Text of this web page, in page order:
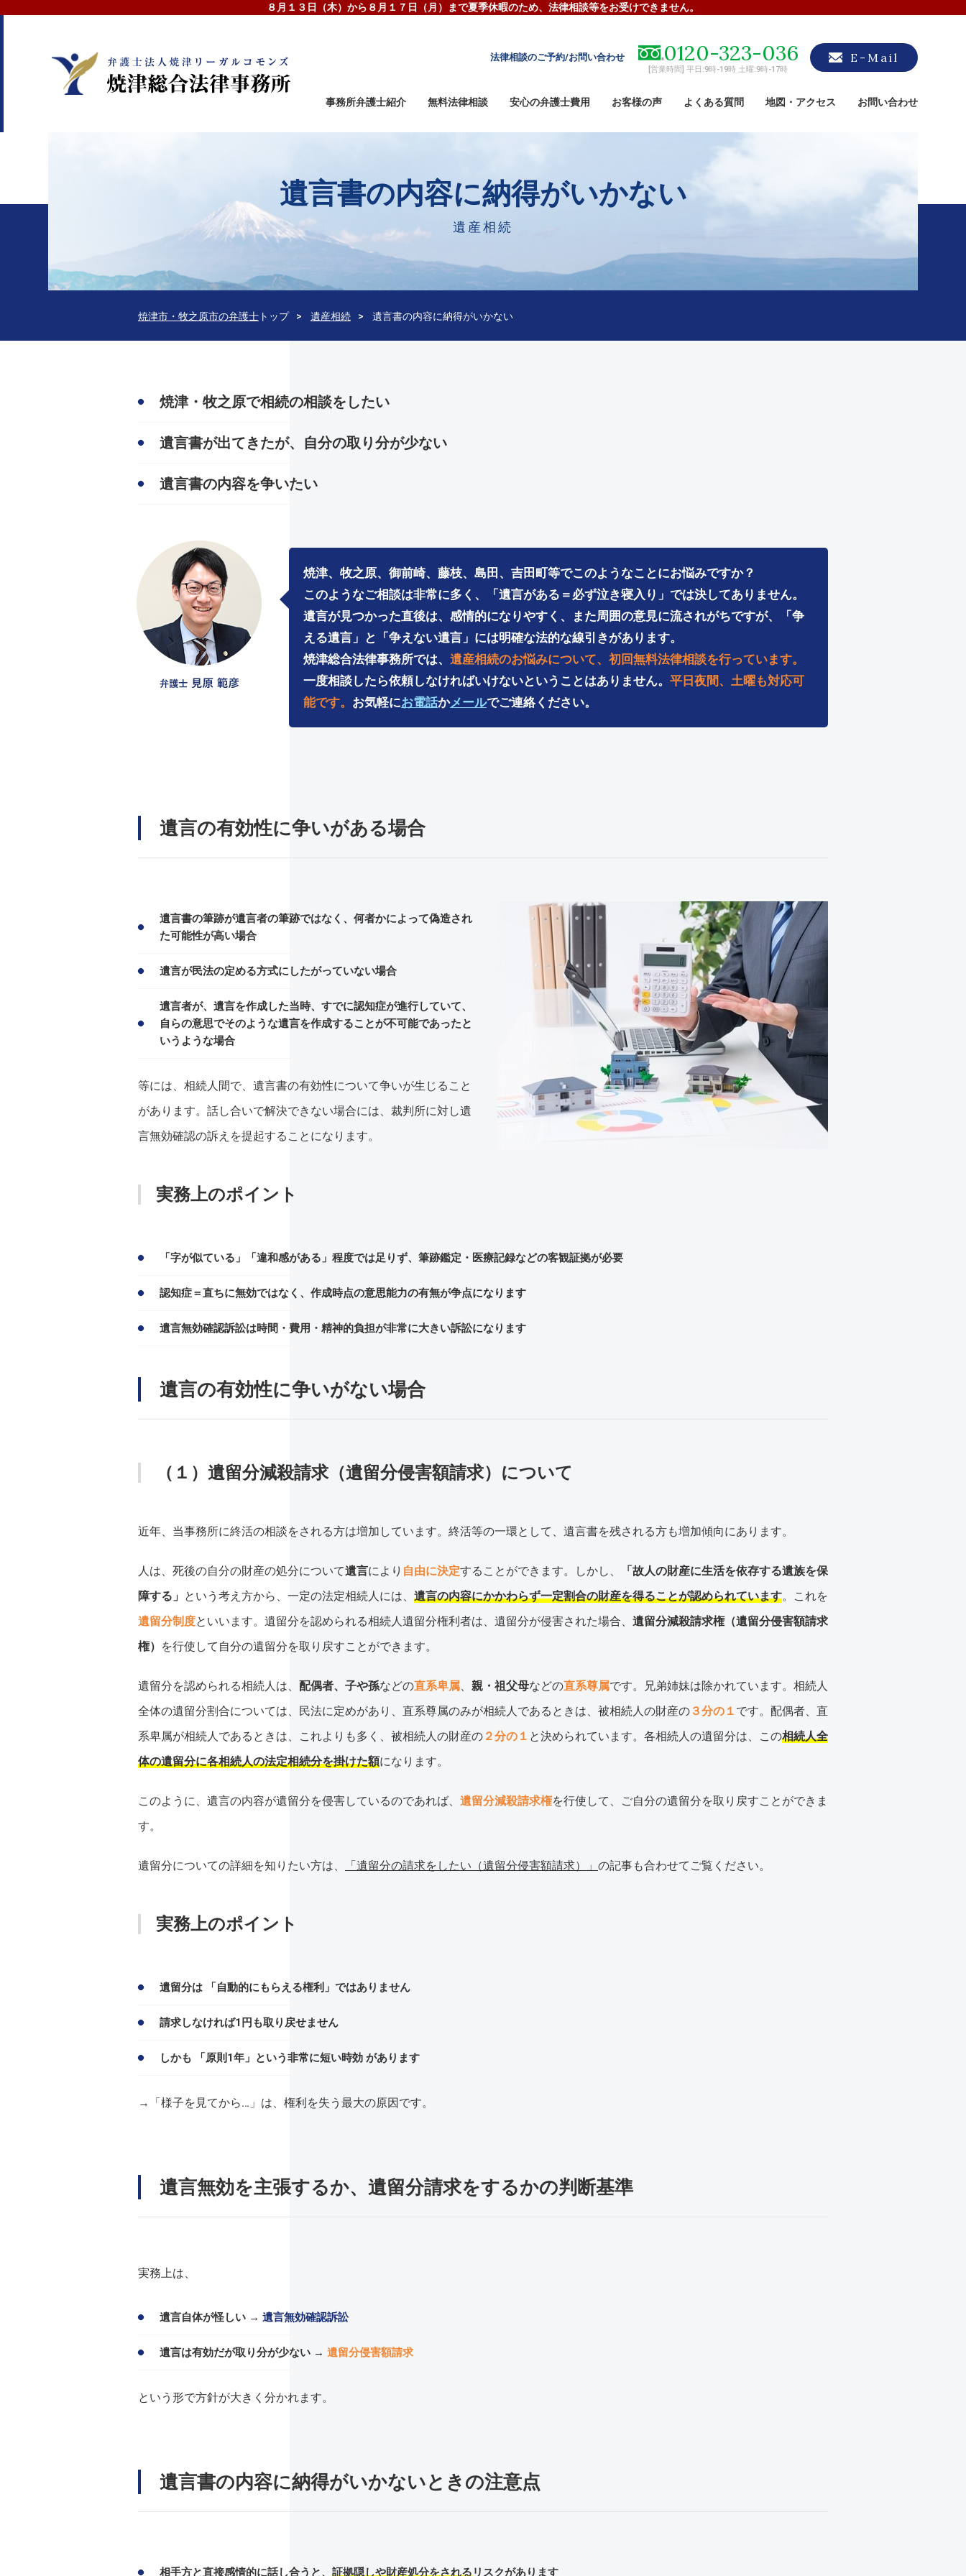
８月１３日（木）から８月１７日（月）まで夏季休暇のため、 法律相談等をお受けできません。
法律相談のご予約/お問い合わせ 0120-323-036
[営業時間] 平日:9時-19時 土曜:9時-17時
E-Mail
事務所弁護士紹介 無料法律相談 安心の弁護士費用 お客様の声 よくある質問 地図・アクセス お問い合わせ
遺言書の内容に納得がいかない
遺産相続
焼津市・牧之原市の弁護士 トップ 遺産相続 遺言書の内容に納得がいかない
焼津・牧之原で相続の相談をしたい
遺言書が出てきたが、自分の取り分が少ない
遺言書の内容を争いたい
焼津、牧之原、御前崎、藤枝、島田、吉田町等でこのようなことにお悩みですか？
このようなご相談は非常に多く、「遺言がある＝必ず泣き寝入り」では決してありません。
遺言が見つかった直後は、感情的になりやすく、また周囲の意見に流されがちですが、「争
える遺言」と「争えない遺言」には明確な法的な線引きがあります。
焼津総合法律事務所では、 遺産相続のお悩みについて、初回無料法律相談を行っています。
一度相談したら依頼しなければいけないということはありません。 平日夜間、土曜も対応可
能です。 お気軽にお電話かメールでご連絡ください。
遺言の有効性に争いがある場合
遺言書の筆跡が遺言者の筆跡ではなく、何者かによって偽造され
た可能性が高い場合
遺言が民法の定める方式にしたがっていない場合
遺言者が、遺言を作成した当時、すでに認知症が進行していて、
自らの意思でそのような遺言を作成することが不可能であったと
いうような場合
等には、相続人間で、遺言書の有効性について争いが生じること
があります。話し合いで解決できない場合には、裁判所に対し遺
言無効確認の訴えを提起することになります。
実務上のポイント
「字が似ている」「違和感がある」程度では足りず、筆跡鑑定・医療記録などの客観証拠が必要
認知症＝直ちに無効ではなく、作成時点の意思能力の有無が争点になります
遺言無効確認訴訟は時間・費用・精神的負担が非常に大きい訴訟になります
遺言の有効性に争いがない場合
（１）遺留分減殺請求（遺留分侵害額請求）について
近年、当事務所に終活の相談をされる方は増加しています。終活等の一環として、遺言書を残される方も増加傾向にあります。
人は、死後の自分の財産の処分について遺言により 自由に決定することができます。しかし、
「故人の財産に生活を依存する遺族を保
障する」 という考え方から、一定の法定相続人には、 遺言の内容にかかわらず一定割合の財産を得ることが認められています。これを
遺留分制度といいます。遺留分を認められる相続人遺留分権利者は、遺留分が侵害された場合、 遺留分減殺請求権（遺留分侵害額請求
権） を行使して自分の遺留分を取り戻すことができます。
遺留分を認められる相続人は、 配偶者、子や孫などの直系卑属、 親・祖父母などの直系尊属です。兄弟姉妹は除かれています。相続人
全体の遺留分割合については、民法に定めがあり、直系尊属のみが相続人であるときは、被相続人の財産の ３分の１ です。配偶者、直
系卑属が相続人であるときは、これよりも多く、被相続人の財産の ２分の１ と決められています。各相続人の遺留分は、この相続人全
体の遺留分に各相続人の法定相続分を掛けた額になります。
このように、遺言の内容が遺留分を侵害しているのであれば、 遺留分減殺請求権を行使して、ご自分の遺留分を取り戻すことができま
す。
遺留分についての詳細を知りたい方は、 「遺留分の請求をしたい（遺留分侵害額請求）」 の記事も合わせてご覧ください。
実務上のポイント
遺留分は 「自動的にもらえる権利」ではありません
請求しなければ1円も取り戻せません
しかも 「原則1年」という非常に短い時効 があります
→「様子を見てから…」は、権利を失う最大の原因です。
遺言無効を主張するか、遺留分請求をするかの判断基準
実務上は、
遺言自体が怪しい → 遺言無効確認訴訟
遺言は有効だが取り分が少ない → 遺留分侵害額請求
という形で方針が大きく分かれます。
遺言書の内容に納得がいかないときの注意点
相手方と直接感情的に話し合うと、 証拠隠しや財産処分をされるリスクがあります